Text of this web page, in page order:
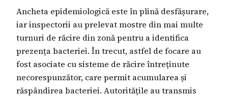
Ancheta epidemiologică este în plină desfășurare,
iar inspectorii au prelevat mostre din mai multe
turnuri de răcire din zonă pentru a identifica
prezența bacteriei. În trecut, astfel de focare au
fost asociate cu sisteme de răcire întreținute
necorespunzător, care permit acumularea și
răspândirea bacteriei. Autoritățile au transmis